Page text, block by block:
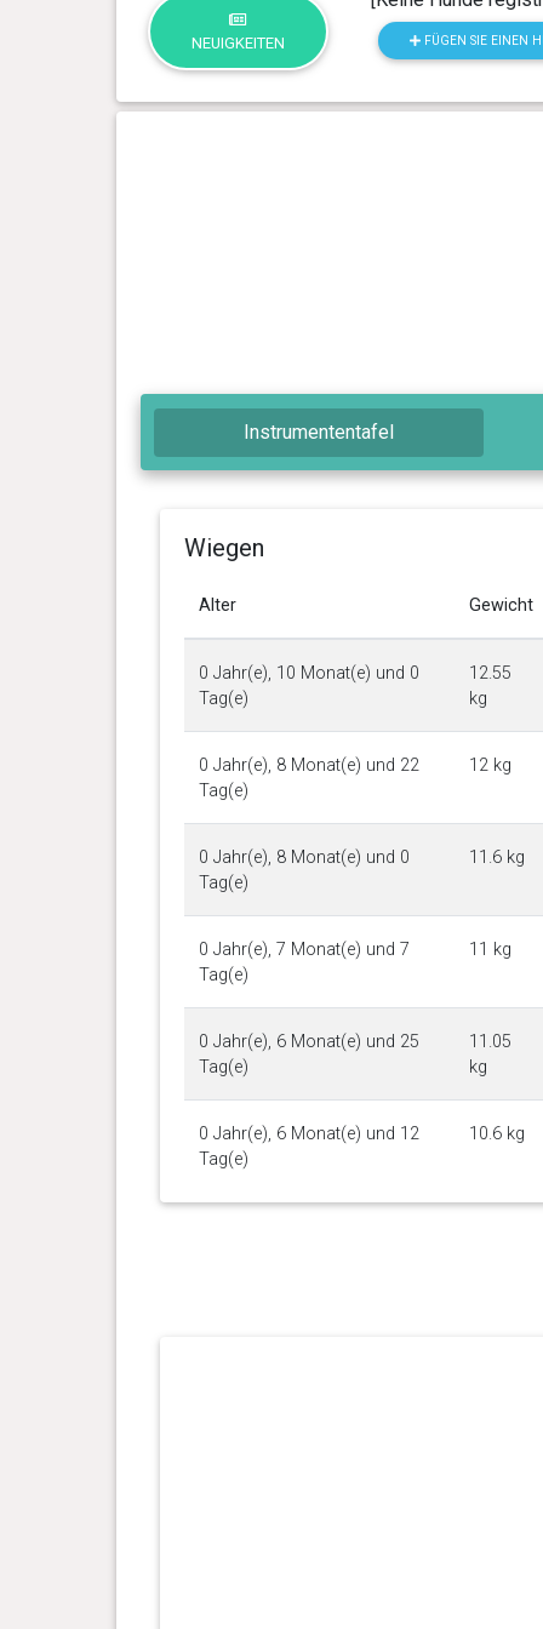
NEUIGKEITEN FÜGEN SIE EINEN
Instrumententafel
Wiegen
Alter Gewicht
0 Jahr(e), 10 Monat(e) und 0
Tag(e)
12.55
kg
0 Jahr(e), 8 Monat(e) und 22
Tag(e)
12 kg
0 Jahr(e), 8 Monat(e) und 0
Tag(e)
11.6 kg
0 Jahr(e), 7 Monat(e) und 7
Tag(e)
11 kg
0 Jahr(e), 6 Monat(e) und 25
Tag(e)
11.05
kg
0 Jahr(e), 6 Monat(e) und 12
Tag(e)
10.6 kg